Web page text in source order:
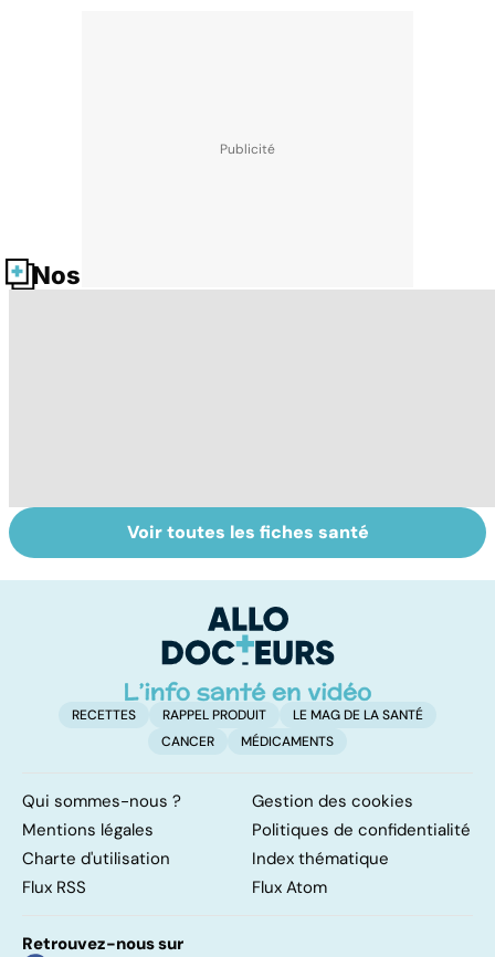
Nos fiches santé
Tout savoir sur
les infections
Covid-19 : tout
savoir sur la
Voir toutes les fiches santé
RECETTES RAPPEL PRODUIT
LE MAG DE LA SANTÉ
CANCER
MÉDICAMENTS
Qui sommes-nous ?
Gestion des cookies
Mentions légales
Politiques de confidentialité
Charte d'utilisation
Index thématique
Flux RSS
Flux Atom
Retrouvez-nous sur